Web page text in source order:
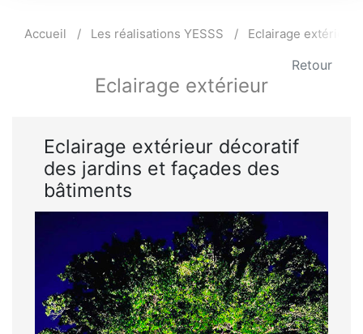
Accueil Les réalisations YESSS Eclairage extérieur
Retour
Eclairage extérieur
Eclairage extérieur décoratif
des jardins et façades des
bâtiments